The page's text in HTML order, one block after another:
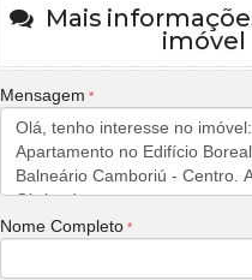
Mais
imóvel
Mensagem
Nome Completo